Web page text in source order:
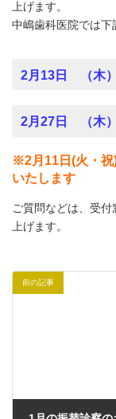
上げます。
中嶋歯科医院では下
2月13日 （木
2月27日 （木
※2月11日(火・祝
いたします
ご質問などは、受
上げます。
前の記事